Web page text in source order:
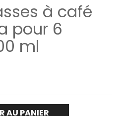
à café
pour 6
ml
22,000 CFA.
AU PANIER